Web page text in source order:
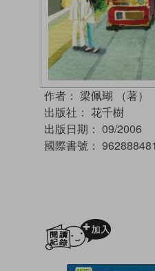
作者： 梁佩瑚 （著）
出版社： 花千樹
出版日期： 09/2006
國際書號：